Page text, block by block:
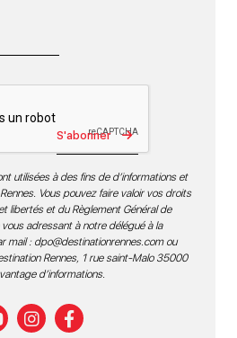
S'abonner
utilisées à des fins de d’informations et
Vous pouvez faire valoir vos droits
libertés et du Règlement Général de
adressant à notre délégué à la
mail : dpo@destinationrennes.comou
Rennes, 1 rue saint-Malo 35000
d’informations.